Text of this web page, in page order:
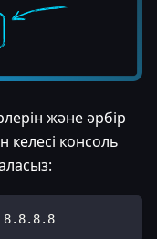
және әрбір
келесі консоль
8.8.8.8